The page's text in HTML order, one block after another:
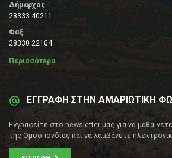
Δήμαρχος
28333 40211
Φαξ
28330 22104
Περισσότερα
ΕΓΓΡΑΦΗ ΣΤΗΝ ΑΜΑΡΙΩΤΙΚΗ
Εγγραφείτε στο newsletter μας για να
της Ομοσπονδίας και να λαμβάνετε